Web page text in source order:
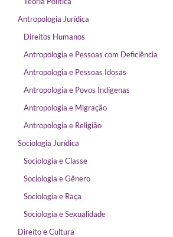
Antropologia Jurídica
Direitos Humanos
Antropologia e Pessoas com Deficiência
Antropologia e Pessoas Idosas
Antropologia e Povos Indígenas
Antropologia e Migração
Antropologia e Religião
Sociologia Jurídica
Sociologia e Classe
Sociologia e Gênero
Sociologia e Raça
Sociologia e Sexualidade
Direito e Cultura